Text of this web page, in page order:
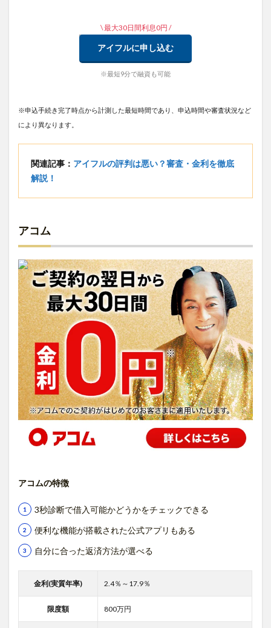
\ 最大30日間利息0円 /
アイフルに申し込む
※最短9分で融資も可能
※申込手続き完了時点から計測した最短時間であり、申込時間や審査状況など
により異なります。
関連記事： アイフルの評判は悪い？審査・金利を徹底
解説！
アコム
アコムの特徴
3秒診断で借入可能かどうかをチェックできる
便利な機能が搭載された公式アプリもある
自分に合った返済方法が選べる
金利(実質年率) 2.4％～17.9％
限度額 800万円